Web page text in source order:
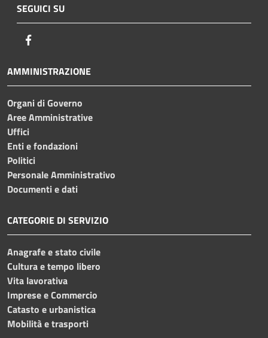
SEGUICI SU
AMMINISTRAZIONE
Organi di Governo
Aree Amministrative
Uffici
Enti e fondazioni
Politici
Personale Amministrativo
Documenti e dati
CATEGORIE DI SERVIZIO
Anagrafe e stato civile
Cultura e tempo libero
Vita lavorativa
Imprese e Commercio
Catasto e urbanistica
Mobilità e trasporti